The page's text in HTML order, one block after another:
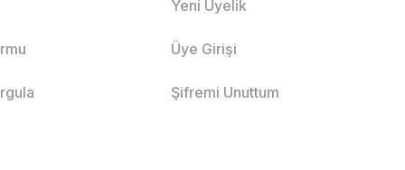
Yeni Üyelik
Üye Girişi
Şifremi Unuttum